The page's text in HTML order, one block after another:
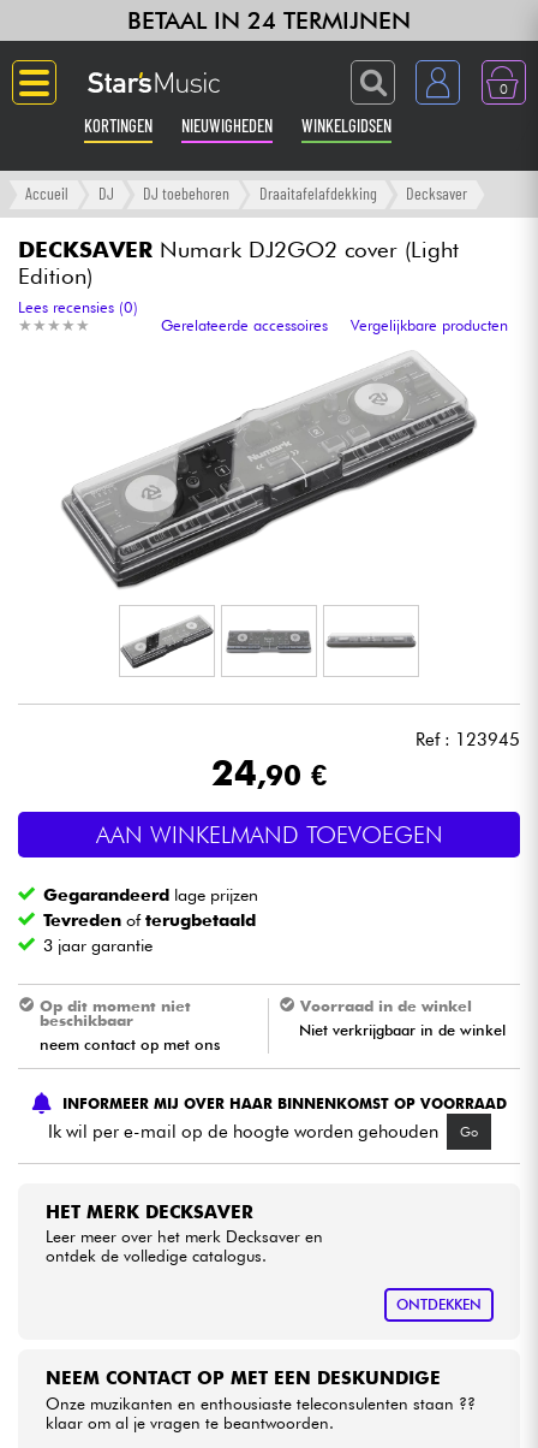
BETAAL IN 24 TERMIJNEN
0
KORTINGEN NIEUWIGHEDEN WINKELGIDSEN
Langue
Gitaar & Bas
Versterker & Effecten
Synths & samplers
Home-studio
Hoofdtelefoon
Microfoon
Licht
Blaasinstrument
Viool & Quatuor
Kinderen
Kabels & toebehoren
HiFi
Sets
Accueil DJ DJ toebehoren Draaitafelafdekking Decksaver
DECKSAVER Numark DJ2GO2 cover (Light
Edition)
★ ★ ★ ★ ★
★ ★ ★ ★ ★
Lees recensies (0)
Gerelateerde accessoires
Vergelijkbare producten
Ref : 123945
24,90 €
AAN WINKELMAND TOEVOEGEN
Gegarandeerd lage prijzen
Tevreden ofterugbetaald
3 jaar garantie
Op dit moment niet
beschikbaar
neem contact op met ons
Voorraad in de winkel
Niet verkrijgbaar in de winkel
INFORMEER MIJ OVER HAAR BINNENKOMST OP VOORRAAD
Ik wil per e-mail op de hoogte worden gehouden Go
HET MERK DECKSAVER
Leer meer over het merk Decksaver en
ontdek de volledige catalogus.
ONTDEKKEN
NEEM CONTACT OP MET EEN DESKUNDIGE
Onze muzikanten en enthousiaste teleconsulenten staan ??
klaar om al je vragen te beantwoorden.